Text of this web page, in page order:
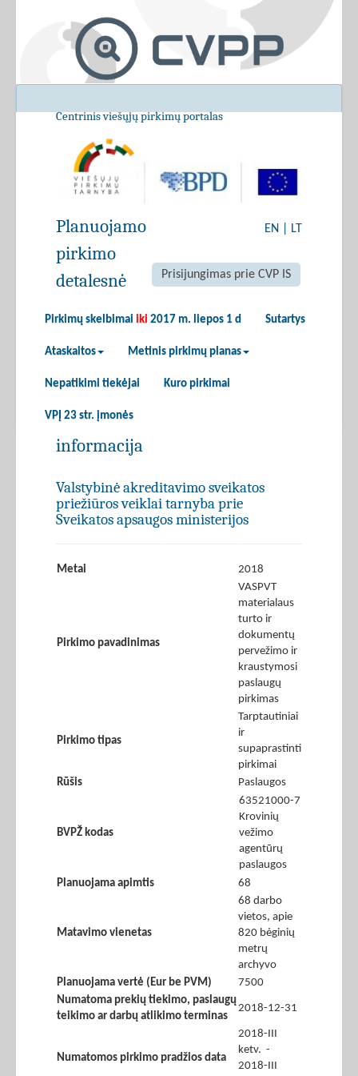
Centrinis viešųjų pirkimų portalas
EN LT
Prisijungimas prie CVP IS
Pirkimų skelbimai iki 2017 m. liepos 1 d Sutartys
Ataskaitos Metinis pirkimų planas
Nepatikimi tiekėjai Kuro pirkimai
VPĮ 23 str. įmonės
Planuojamo
pirkimo
detalesnė
informacija
Valstybinė akreditavimo sveikatos
priežiūros veiklai tarnyba prie
Sveikatos apsaugos ministerijos
Metai 2018
Pirkimo pavadinimas
VASPVT
materialaus
turto ir
dokumentų
pervežimo ir
kraustymosi
paslaugų
pirkimas
Pirkimo tipas
Tarptautiniai
ir
supaprastinti
pirkimai
Rūšis
Paslaugos
BVPŽ kodas
63521000-7
Krovinių
vežimo
agentūrų
paslaugos
Planuojama apimtis
68
Matavimo vienetas
68 darbo
vietos, apie
820 bėginių
metrų
archyvo
Planuojama vertė (Eur be PVM)
7500
Numatoma prekių tiekimo, paslaugų
teikimo ar darbų atlikimo terminas
2018-12-31
Numatomos pirkimo pradžios data
2018-III
ketv. -
2018-III